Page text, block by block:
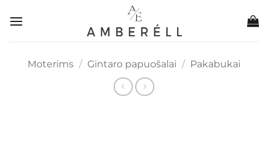
Moterims / Gintaro papuošalai / Pakabukai